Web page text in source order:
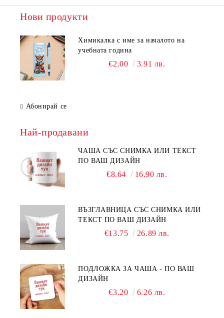
Нови продукти
Химикалка с име за началото на
учебната година
€2.00 3.91 лв.
Абонирай се
Най-продавани
ЧАША СЪС СНИМКА ИЛИ ТЕКСТ
ПО ВАШ ДИЗАЙН
€8.64 16.90 лв.
ВЪЗГЛАВНИЦА СЪС СНИМКА ИЛИ
ТЕКСТ ПО ВАШ ДИЗАЙН
€13.75 26.89 лв.
ПОДЛОЖКА ЗА ЧАША - ПО ВАШ
ДИЗАЙН
€3.20 6.26 лв.